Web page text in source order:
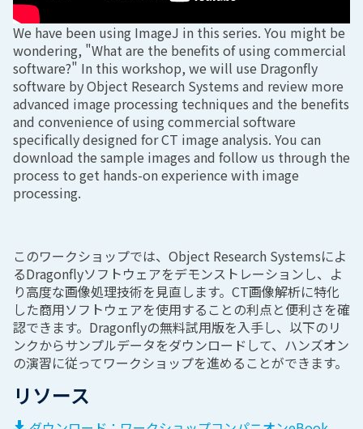
We have been using ImageJ in this series. You might be
wondering, "What are the benefits of using commercial
software?" In this workshop, we will use Dragonfly
software by Object Research Systems and review more
advanced image processing techniques and the benefits
and convenience of using commercial software
specifically designed for CT image analysis. You can
download the sample images and follow us through the
process to get hands-on experience with image
processing.
このワークショップでは、Object Research Systemsによ
るDragonflyソフトウェアをデモンストレーションし、よ
り高度な画像処理技術を見直します。CT画像解析に特化
した商用ソフトウェアを使用することの利点と便利さを確
認できます。Dragonflyの無料試用版を入手し、以下のリ
ンクからサンプルデータをダウンロードして、ハンズオン
の演習に従ってワークショップを進めることができます。
リソース